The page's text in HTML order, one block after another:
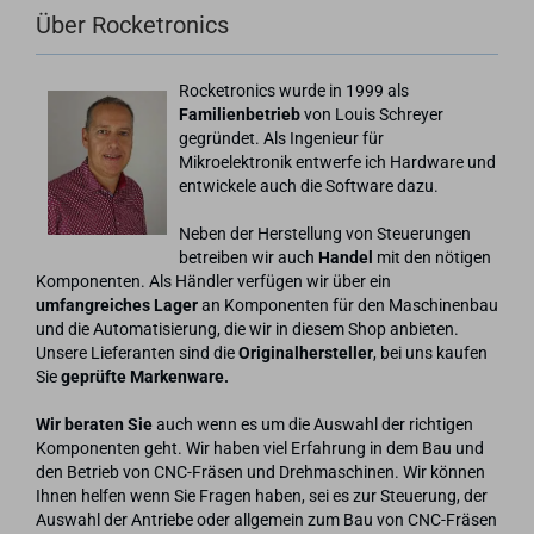
Über Rocketronics
Rocketronics wurde in 1999 als
Familienbetriebvon Louis Schreyer
gegründet. Als Ingenieur für
Mikroelektronik entwerfe ich Hardware und
entwickele auch die Software dazu.
Neben der Herstellung von Steuerungen
betreiben wir auch Handel mit den nötigen
Komponenten. Als Händler verfügen wir über ein
umfangreiches Lageran Komponenten für den Maschinenbau
und die Automatisierung, die wir in diesem Shop anbieten.
Unsere Lieferanten sind dieOriginalhersteller, bei uns kaufen
Siegeprüfte Markenware.
Wir beraten Sieauch wenn es um die Auswahl der richtigen
Komponenten geht. Wir haben viel Erfahrung in dem Bau und
den Betrieb von CNC-Fräsen und Drehmaschinen. Wir können
Ihnen helfen wenn Sie Fragen haben, sei es zur Steuerung, der
Auswahl der Antriebe oder allgemein zum Bau von CNC-Fräsen